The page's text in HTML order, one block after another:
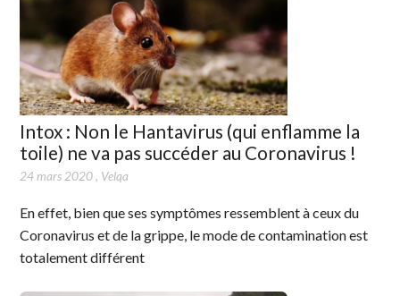
Intox : Non le Hantavirus (qui enflamme la
toile) ne va pas succéder au Coronavirus !
24 mars 2020, Velqa
En effet, bien que ses symptômes ressemblent à ceux du
Coronavirus et de la grippe, le mode de contamination est
totalement différent